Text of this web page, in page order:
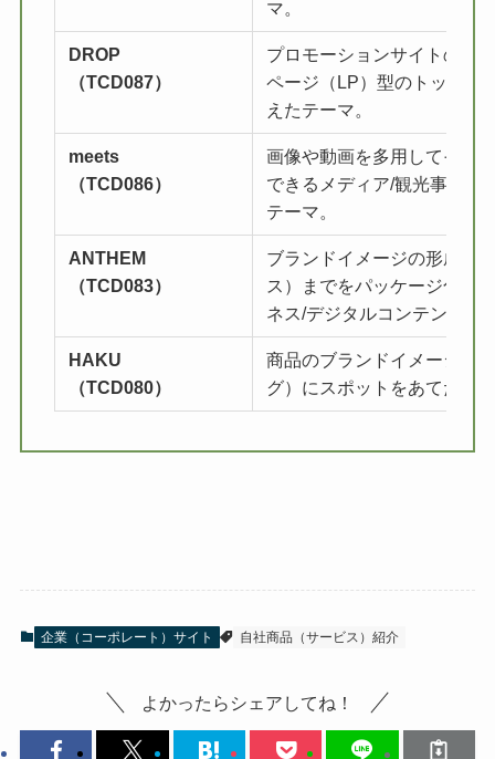
マ。
DROP
（TCD087）
プロモーションサイトのよ
ページ（LP）型のトップペ
えたテーマ。
meets
（TCD086）
画像や動画を多用してその
できるメディア/観光事業/ア
テーマ。
ANTHEM
（TCD083）
ブランドイメージの形成/集
ス）までをパッケージ化し
ネス/デジタルコンテンツ販
HAKU
（TCD080）
商品のブランドイメージ向
グ）にスポットをあてたテ
企業（コーポレート）サイト 自社商品（サービス）紹介
よかったらシェアしてね！